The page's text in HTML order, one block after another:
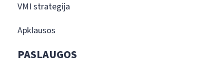
VMI strategija
Apklausos
PASLAUGOS